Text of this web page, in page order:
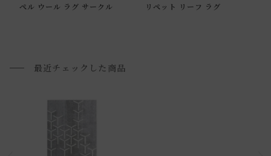
通常配送の場合、お品物は玄関前での引渡しとなります。
■ご不明な点やご希望がございましたら、お気軽にお問い合
お届け時間帯(大型以外) は、
ペル ウール ラグ サークル リペット リーフ ラグ
最近チェックした商品